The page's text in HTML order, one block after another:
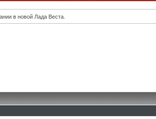
в новой Лада Веста.